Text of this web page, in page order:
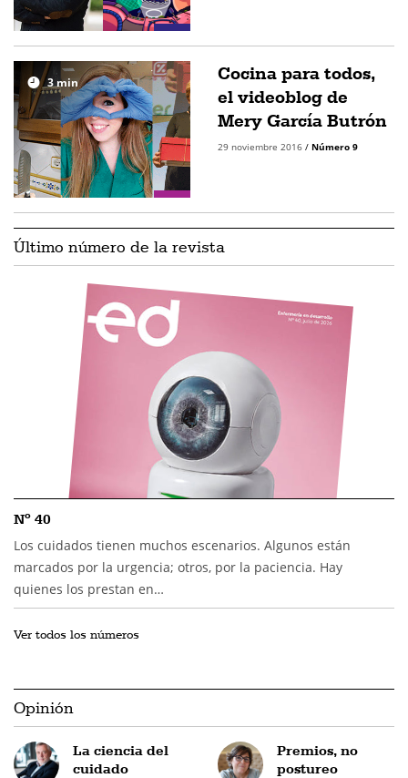
3min
Cocina para todos,
el videoblog de
Mery García Butrón
29 noviembre 2016 / Número 9
Último número de la revista
Nº 40
Los cuidados tienen muchos escenarios. Algunos están
marcados por la urgencia; otros, por la paciencia. Hay
quienes los prestan en…
Ver todos los números
Opinión
La ciencia del
cuidado
Premios, no
postureo